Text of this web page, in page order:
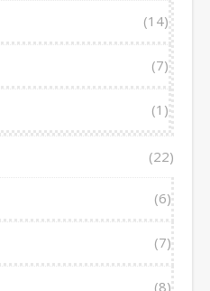
(14)
(7)
(1)
(22)
(6)
(7)
(8)